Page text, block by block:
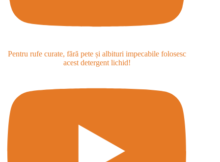
Pentru rufe curate, fără pete și albituri impecabile folosesc
acest detergent lichid!